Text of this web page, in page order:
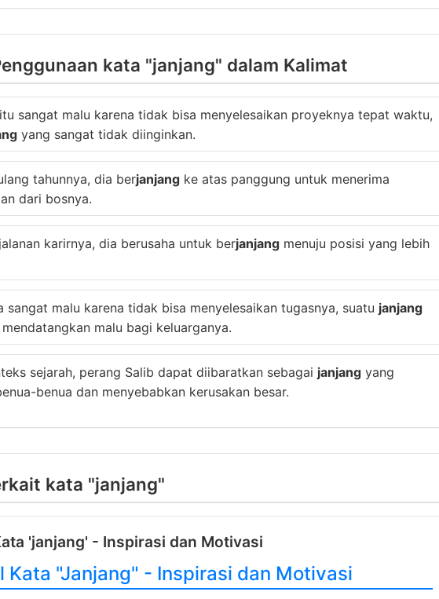
kata "janjang" dalam Kalimat
sangat malu karena tidak bisa menyelesaikan proyeknya tepat waktu,
yang sangat tidak diinginkan.
tahunnya, dia berjanjang ke atas panggung untuk menerima
dari bosnya.
karirnya, dia berusaha untuk berjanjang menuju posisi yang lebih
sangat malu karena tidak bisa menyelesaikan tugasnya, suatu janjang
malu bagi keluarganya.
sejarah, perang Salib dapat diibaratkan sebagai janjang yang
benua dan menyebabkan kerusakan besar.
kata "janjang"
'janjang' - Inspirasi dan Motivasi
Kata "Janjang" - Inspirasi dan Motivasi